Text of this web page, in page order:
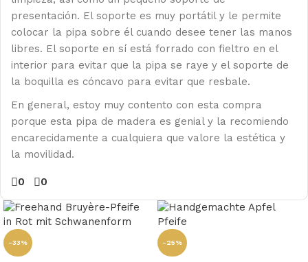
presentación. El soporte es muy portátil y le permite
colocar la pipa sobre él cuando desee tener las manos
libres. El soporte en sí está forrado con fieltro en el
interior para evitar que la pipa se raye y el soporte de
la boquilla es cóncavo para evitar que resbale.
En general, estoy muy contento con esta compra
porque esta pipa de madera es genial y la recomiendo
encarecidamente a cualquiera que valore la estética y
la movilidad.
0 0
-33% -25%